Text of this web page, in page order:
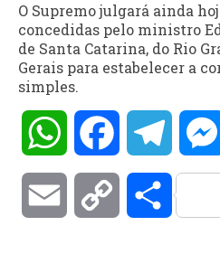
O Supremo julgará ainda
concedidas pelo ministro
de Santa Catarina, do Rio
Gerais para estabelecer a
simples.
WhatsAppFacebook
Email Copy